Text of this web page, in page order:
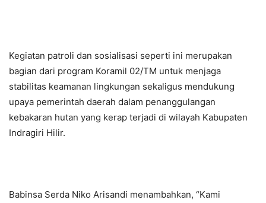
Kegiatan patroli dan sosialisasi seperti ini merupakan
bagian dari program Koramil 02/TM untuk menjaga
stabilitas keamanan lingkungan sekaligus mendukung
upaya pemerintah daerah dalam penanggulangan
kebakaran hutan yang kerap terjadi di wilayah Kabupaten
Indragiri Hilir.
Babinsa Serda Niko Arisandi menambahkan, “Kami